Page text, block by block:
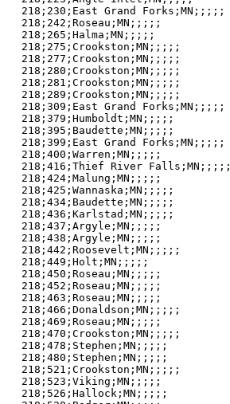
218;230;East Grand Forks;MN;;;;;
218;242;Roseau;MN;;;;;
218;265;Halma;MN;;;;;
218;275;Crookston;MN;;;;;
218;277;Crookston;MN;;;;;
218;280;Crookston;MN;;;;;
218;281;Crookston;MN;;;;;
218;289;Crookston;MN;;;;;
218;309;East Grand Forks;MN;;;;;
218;379;Humboldt;MN;;;;;
218;395;Baudette;MN;;;;;
218;399;East Grand Forks;MN;;;;;
218;400;Warren;MN;;;;;
218;416;Thief River Falls;MN;;;;;
218;424;Malung;MN;;;;;
218;425;Wannaska;MN;;;;;
218;434;Baudette;MN;;;;;
218;436;Karlstad;MN;;;;;
218;437;Argyle;MN;;;;;
218;438;Argyle;MN;;;;;
218;442;Roosevelt;MN;;;;;
218;449;Holt;MN;;;;;
218;450;Roseau;MN;;;;;
218;452;Roseau;MN;;;;;
218;463;Roseau;MN;;;;;
218;466;Donaldson;MN;;;;;
218;469;Roseau;MN;;;;;
218;470;Crookston;MN;;;;;
218;478;Stephen;MN;;;;;
218;480;Stephen;MN;;;;;
218;521;Crookston;MN;;;;;
218;523;Viking;MN;;;;;
218;526;Hallock;MN;;;;;